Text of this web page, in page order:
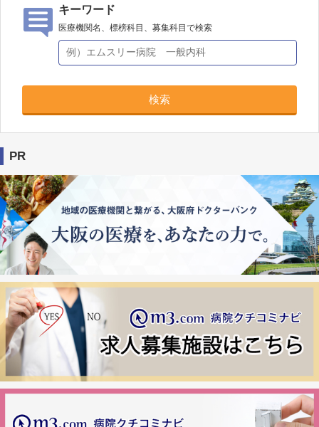
キーワード
医療機関名、標榜科目、募集科目で検索
検索
PR